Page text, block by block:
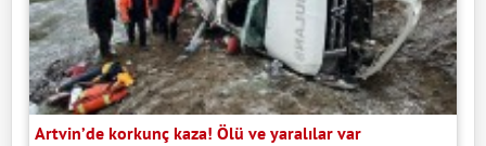
Artvin’de korkunç kaza! Ölü ve yaralılar var